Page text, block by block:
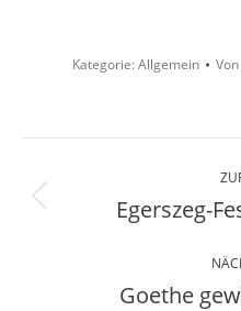
Kategorie:Allgemein Von
Egerszeg-
Goethe